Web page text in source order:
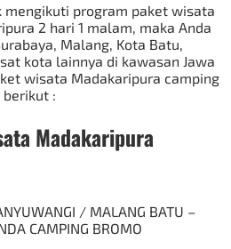
mengikuti program paket wisata
2 hari 1 malam, maka Anda
Malang, Kota Batu,
kota lainnya di kawasan Jawa
wisata Madakaripura camping
berikut :
Madakaripura
/ MALANG BATU –
CAMPING BROMO